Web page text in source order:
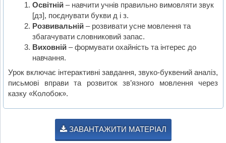
Освітній– навчити учнів правильно вимовляти звук
[дз], поєднувати букви д і з.
Розвивальній– розвивати усне мовлення та
збагачувати словниковий запас.
Виховній– формувати охайність та інтерес до
навчання.
Урок включає інтерактивні завдання, звуко-буквений аналіз,
письмові вправи та розвиток зв’язного мовлення через
казку «Колобок».
ЗАВАНТАЖИТИ МАТЕРІАЛ